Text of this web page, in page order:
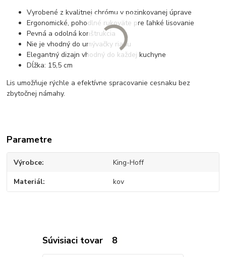
Vyrobené z kvalitnej chrómu v pozinkovanej úprave
Ergonomické, pohodlné rukoväte pre ľahké lisovanie
Pevná a odolná konštrukcia
Nie je vhodný do umývačky riadu
Elegantný dizajn vhodný do každej kuchyne
Dĺžka: 15,5 cm
Lis umožňuje rýchle a efektívne spracovanie cesnaku bez
zbytočnej námahy.
Parametre
Výrobce King-Hoff
Materiál kov
Súvisiaci tovar 8